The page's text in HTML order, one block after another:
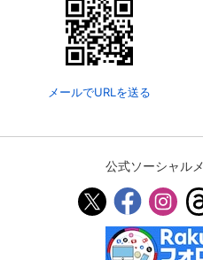
メールでURLを送る
公式ソーシャル